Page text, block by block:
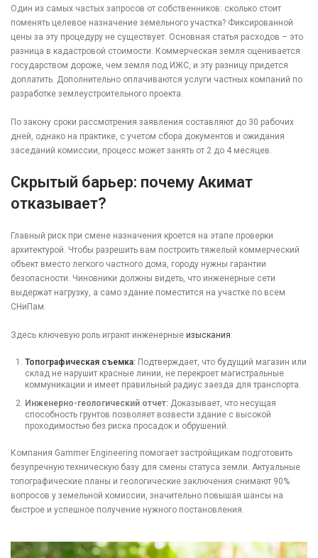
Один из самых частых запросов от собственников: сколько стоит
поменять целевое назначение земельного участка? Фиксированной
цены за эту процедуру не существует. Основная статья расходов – это
разница в кадастровой стоимости. Коммерческая земля оценивается
государством дороже, чем земля под ИЖС, и эту разницу придется
доплатить. Дополнительно оплачиваются услуги частных компаний по
разработке землеустроительного проекта.
По закону сроки рассмотрения заявления составляют до 30 рабочих
дней, однако на практике, с учетом сбора документов и ожидания
заседаний комиссии, процесс может занять от 2 до 4 месяцев.
Скрытый барьер: почему Акимат
отказывает?
Главный риск при смене назначения кроется на этапе проверки
архитектурой. Чтобы разрешить вам построить тяжелый коммерческий
объект вместо легкого частного дома, городу нужны гарантии
безопасности. Чиновники должны видеть, что инженерные сети
выдержат нагрузку, а само здание поместится на участке по всем
СНиПам.
Здесь ключевую роль играют инженерные изыскания:
Топографическая съемка: Подтверждает, что будущий магазин или
склад не нарушит красные линии, не перекроет магистральные
коммуникации и имеет правильный радиус заезда для транспорта.
Инженерно-геологический отчет: Доказывает, что несущая
способность грунтов позволяет возвести здание с высокой
проходимостью без риска просадок и обрушений.
Компания Gammer Engineering помогает застройщикам подготовить
безупречную техническую базу для смены статуса земли. Актуальные
топографические планы и геологические заключения снимают 90%
вопросов у земельной комиссии, значительно повышая шансы на
быстрое и успешное получение нужного постановления.